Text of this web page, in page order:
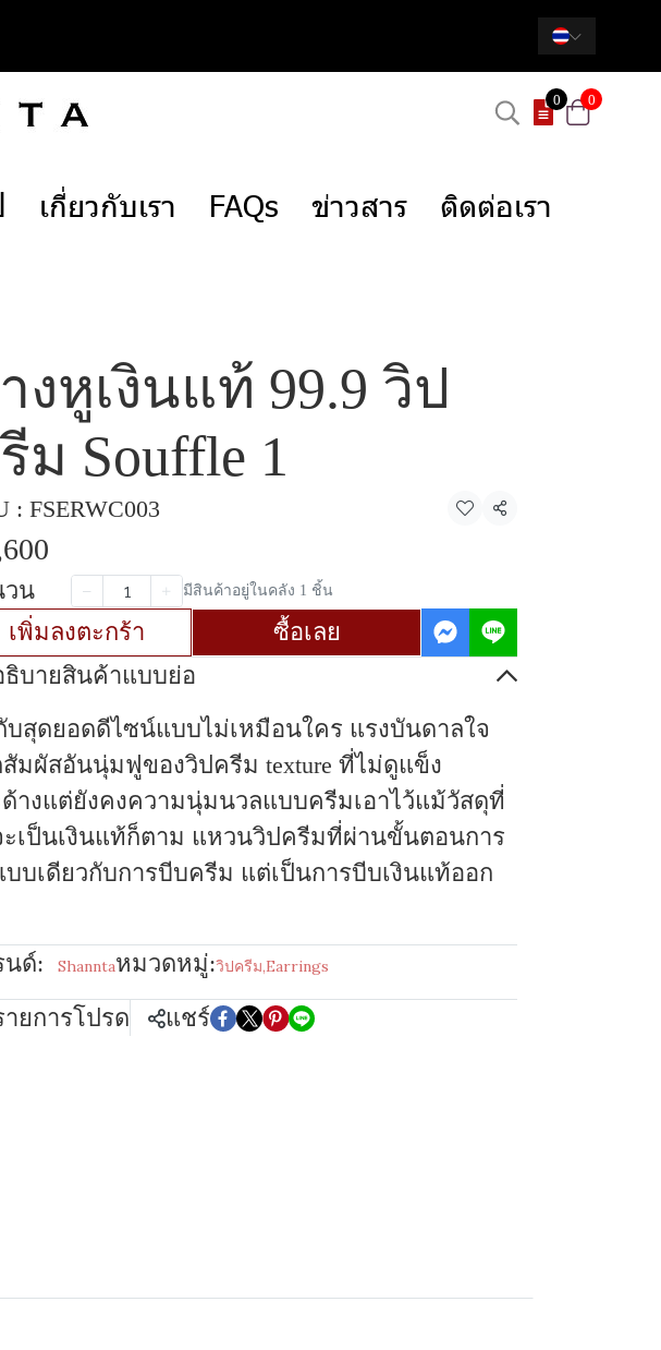
0 0
เกี่ยวกับเรา FAQs ข่าวสาร ติดต่อเรา
งหูเงินแท้ 99.9 วิป
ม Souffle 1
: FSERWC003 แชร์
วน มีสินค้าอยู่ในคลัง 1 ชิ้น
เพิ่มลงตะกร้า
ซื้อเลย
ธิบายสินค้าแบบย่อ
สุดยอดดีไซน์แบบไม่เหมือนใคร แรงบันดาลใจ
สัมผัสอันนุ่มฟูของวิปครีม texture ที่ไม่ดูแข็ง
ด้างแต่ยังคงความนุ่มนวลแบบครีมเอาไว้แม้วัสดุที่
เป็นเงินแท้ก็ตาม แหวนวิปครีมที่ผ่านขั้นตอนการ
บเดียวกับการบีบครีม แต่เป็นการบีบเงินแท้ออก
นด์:
Shanntaหมวดหมู่:วิปครีม,Earrings
ายการโปรด แชร์